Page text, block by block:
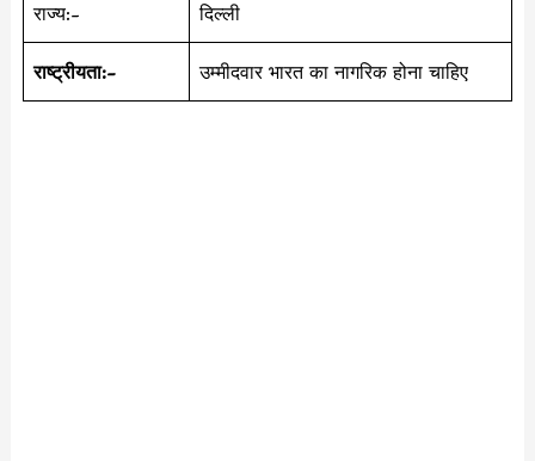
राज्य:- दिल्ली
राष्ट्रीयता:- उम्मीदवार भारत का नागरिक होना चाहिए